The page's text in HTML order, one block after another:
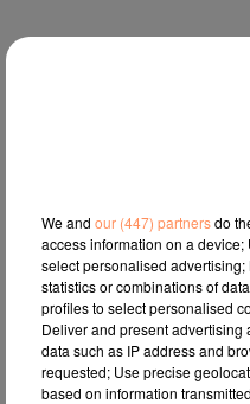
We and our (447) partnersdo
access information on a
select personalised
statistics or combinations of
profiles to select personalised
Deliver and present advertising
data such as IP address and
requested; Use precise
based on information